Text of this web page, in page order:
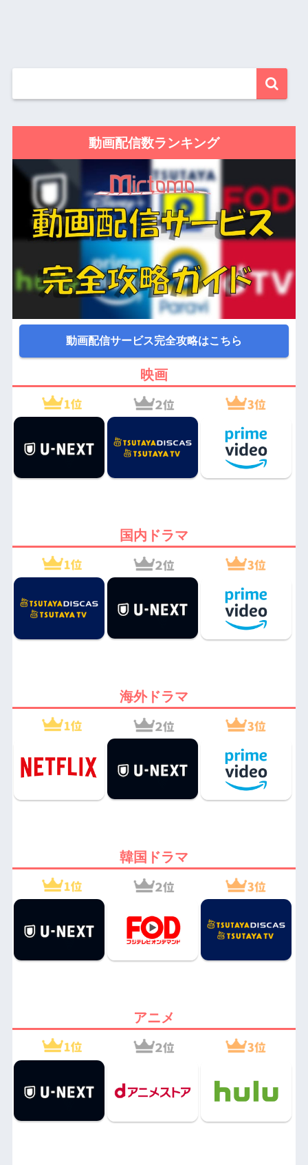
動画配信数ランキング
動画配信サービス完全攻略はこちら
映画
国内ドラマ
海外ドラマ
韓国ドラマ
アニメ